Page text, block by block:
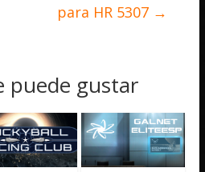
para HR 5307 →
puede gustar